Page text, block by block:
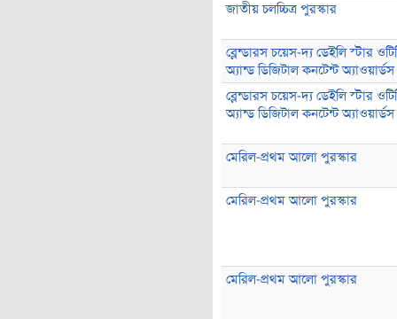
জাতীয় চলচ্চিত্র পুরস্কার
ব্লেন্ডারস চয়েস-দ্য ডেইলি স্টার
অ্যান্ড ডিজিটাল কনটেন্ট অ্যাওয়ার্ডস
ব্লেন্ডারস চয়েস-দ্য ডেইলি স্টার
অ্যান্ড ডিজিটাল কনটেন্ট অ্যাওয়ার্ডস
মেরিল-প্রথম আলো পুরস্কার
মেরিল-প্রথম আলো পুরস্কার
মেরিল-প্রথম আলো পুরস্কার